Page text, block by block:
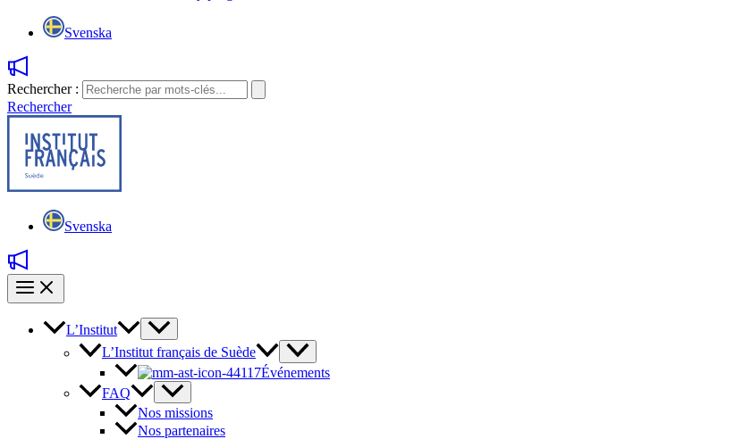
Svenska
Rechercher :
Rechercher
Svenska
L’Institut
L’Institut français de Suède
Événements
FAQ
Nos missions
Nos partenaires